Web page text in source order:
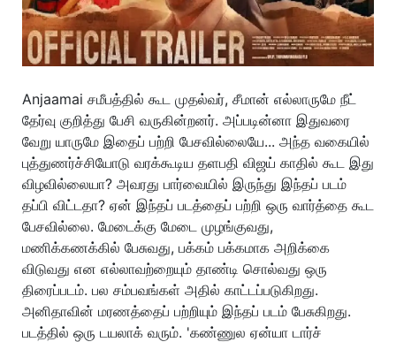
Anjaamai சமீபத்தில் கூட முதல்வர், சீமான் எல்லாருமே நீட்
தேர்வு குறித்து பேசி வருகின்றனர். அப்படின்னா இதுவரை
வேறு யாருமே இதைப் பற்றி பேசவில்லையே... அந்த வகையில்
புத்துணர்ச்சியோடு வரக்கூடிய தளபதி விஜய் காதில் கூட இது
விழவில்லையா? அவரது பார்வையில் இருந்து இந்தப் படம்
தப்பி விட்டதா? ஏன் இந்தப் படத்தைப் பற்றி ஒரு வார்த்தை கூட
பேசவில்லை. மேடைக்கு மேடை முழங்குவது,
மணிக்கணக்கில் பேசுவது, பக்கம் பக்கமாக அறிக்கை
விடுவது என எல்லாவற்றையும் தாண்டி சொல்வது ஒரு
திரைப்படம். பல சம்பவங்கள் அதில் காட்டப்படுகிறது.
அனிதாவின் மரணத்தைப் பற்றியும் இந்தப் படம் பேசுகிறது.
படத்தில் ஒரு டயலாக் வரும். 'கண்ணுல ஏன்யா டார்ச்